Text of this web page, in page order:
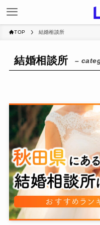
TOP 結婚相談所
結婚相談所 –